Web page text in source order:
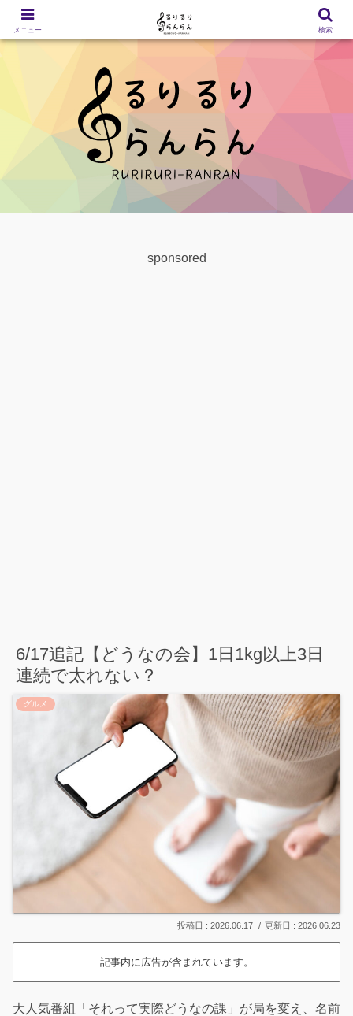
sponsored
6/17追記【どうなの会】1日1kg以上3日
連続で太れない？
グルメ
2026.06.17 2026.06.23
記事内に広告が含まれています。
大人気番組「それって実際どうなの課」が局を変え、名前
メニュー 検索